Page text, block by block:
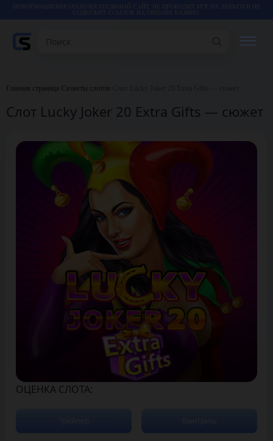
СОДЕРЖИТ ССЫЛОК НА ОНЛАЙН КАЗИНО.
КАЗИНО
СТАТЬИ
Главная страница Сюжеты слотов
Слот Lucky Joker 20 Extra Gifts — сюжет
ОЦЕНКА СЛОТА: